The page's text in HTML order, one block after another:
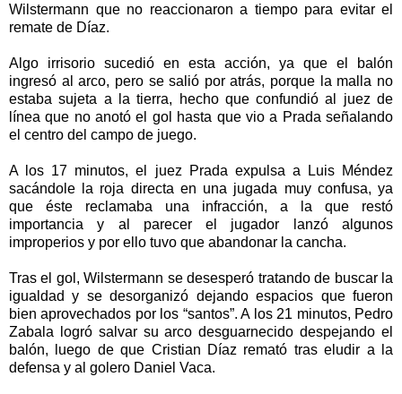
Wilstermann que no reaccionaron a tiempo para evitar el
remate de Díaz.
Algo irrisorio sucedió en esta acción, ya que el balón
ingresó al arco, pero se salió por atrás, porque la malla no
estaba sujeta a la tierra, hecho que confundió al juez de
línea que no anotó el gol hasta que vio a Prada señalando
el centro del campo de juego.
A los 17 minutos, el juez Prada expulsa a Luis Méndez
sacándole la roja directa en una jugada muy confusa, ya
que éste reclamaba una infracción, a la que restó
importancia y al parecer el jugador lanzó algunos
improperios y por ello tuvo que abandonar la cancha.
Tras el gol, Wilstermann se desesperó tratando de buscar la
igualdad y se desorganizó dejando espacios que fueron
bien aprovechados por los “santos”. A los 21 minutos, Pedro
Zabala logró salvar su arco desguarnecido despejando el
balón, luego de que Cristian Díaz remató tras eludir a la
defensa y al golero Daniel Vaca.